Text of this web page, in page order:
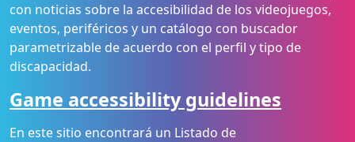
con noticias sobre la accesibilidad de los videojuegos,
eventos, periféricos y un catálogo con buscador
parametrizable de acuerdo con el perfil y tipo de
discapacidad.
Game accessibility guidelines
En este sitio encontrará un Listado de